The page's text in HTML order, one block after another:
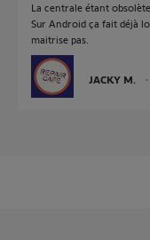
La centrale étant
Sur Android ça fait déjà
maitrise pas.
JACKY M.